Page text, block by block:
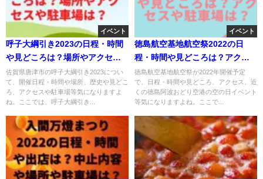
イベント
呼子大綱引き2023の日程・時間
や見どころは？場所やアクセス
や駐車場は？
佐賀県唐津市の呼子大綱引き2023につい
て、開催日程・時間や場所、歴史や見どこ
ろ、アクセスや駐車場等気になりますよ
ね。ここでは、呼子大綱引き...
イベント
徳島航空基地航空祭2022の日
程・時間や見どころは？アクセ
スや駐車場は？
徳島航空基地航空祭が2022年開催予定
で、日程・時間や見どころ、アクセス、近
くの徳島阿波おどり空港の空の日イベント
等気になりますよね。ここで...